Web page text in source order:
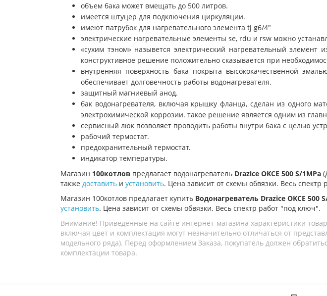
объем бака может вмещать до 500 литров.
имеется штуцер для подключения циркуляции.
имеют патрубок для нагревательного элемента tj g6/4"
электрические нагревательные элементы se, rdu и rsw можно
«сухим тэном» назывется электрический нагревательный
конструктивное решение положительно сказывается при
внутренняя поверхность бака покрыта высококачественной
обеспечивает долговечность работы водонагревателя.
защитный магниевый анод.
бак водонагревателя, включая крышку фланца, сделан из одного
электрохимической коррозии. такое решение является одним из
сервисный люк позволяет проводить работы внутри бака с целью
рабочий термостат.
предохранительный термостат.
индикатор температуры.
Магазин 100котлов предлагает водонагреватель Drazice OKCE 500 S/1MPa
также доставить и установить. Цена зависит от схемы обвязки. Весь спектр
Магазин 100котлов предлагает купить Водонагреватель Drazice OKCE 500
установить. Цена зависит от схемы обвязки. Весь спектр работ "под ключ".
Внимание! Приведенные на сайте интернет-магазина характеристики
включая цвет и комплектация могут незначительно отличаться от
модельного ряда). Перед оформлением Заказа, покупатель должен
комплектации товара.